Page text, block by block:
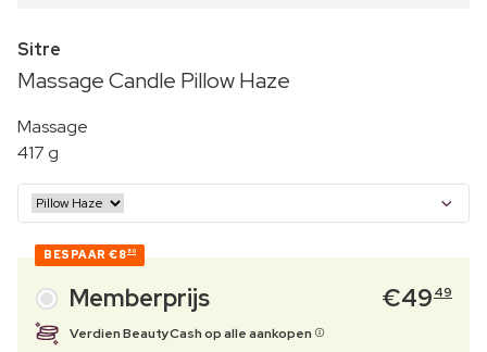
Sitre
Massage Candle Pillow Haze
Massage
417 g
BESPAAR €8 80
Memberprijs €49 49
Verdien BeautyCash op alle aankopen